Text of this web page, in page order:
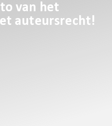
van het
auteursrecht!